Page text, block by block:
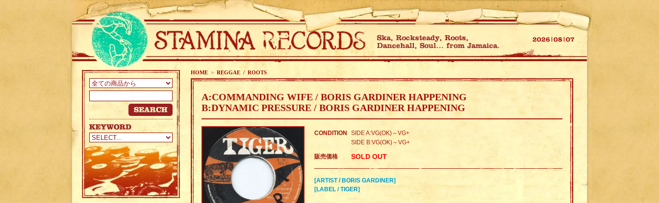
HOME > REGGAE / ROOTS
A:COMMANDING WIFE / BORIS GARDINER HAPPENING
B:DYNAMIC PRESSURE / BORIS GARDINER HAPPENING
CONDITION
SIDE A:VG(OK)～VG+
SIDE B:VG(OK)～VG+
販売価格 SOLD OUT
[ARTIST / BORIS GARDINER]
[LABEL / TIGER]